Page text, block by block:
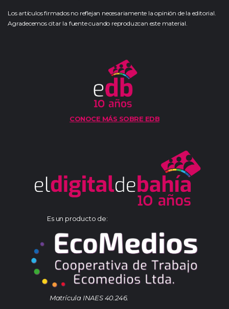
Los artículos firmados no reflejan necesariamente la opinión de la editorial.
Agradecemos citar la fuente cuando reproduzcan este material.
CONOCE MÁS SOBRE EDB
Es un producto de:
Matrícula INAES 40.246.